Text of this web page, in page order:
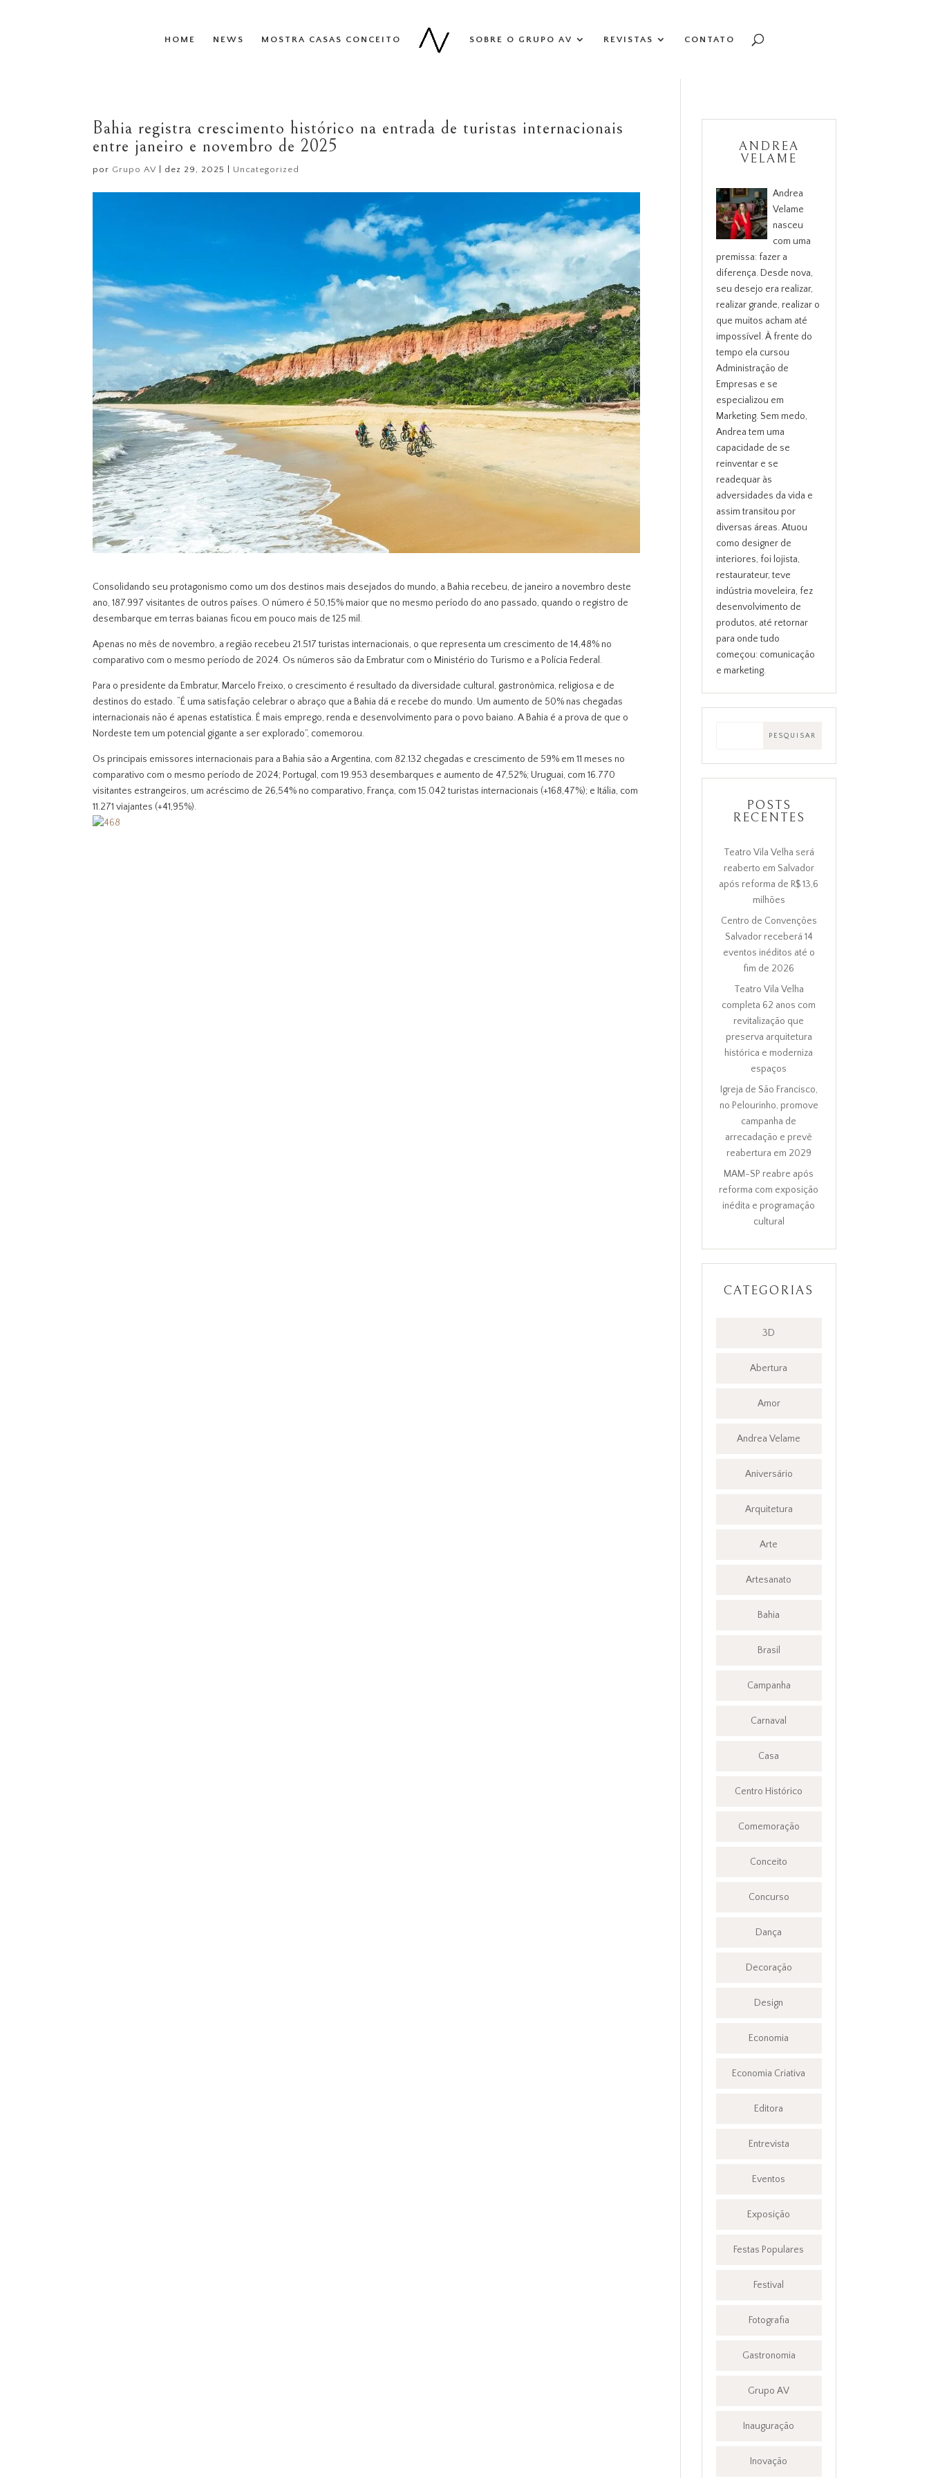
HOME NEWS MOSTRA CASAS CONCEITO SOBRE O GRUPO AV REVISTAS CONTATO
Bahia registra crescimento histórico na entrada de turistas internacionais
entre janeiro e novembro de 2025
por Grupo AV dez 29, 2025 Uncategorized
Consolidando seu protagonismo como um dos destinos mais desejados do mundo, a Bahia recebeu, de janeiro a novembro deste
ano, 187.997 visitantes de outros países. O número é 50,15% maior que no mesmo período do ano passado, quando o registro de
desembarque em terras baianas ficou em pouco mais de 125 mil.
Apenas no mês de novembro, a região recebeu 21.517 turistas internacionais, o que representa um crescimento de 14,48% no
comparativo com o mesmo período de 2024. Os números são da Embratur com o Ministério do Turismo e a Polícia Federal.
Para o presidente da Embratur, Marcelo Freixo, o crescimento é resultado da diversidade cultural, gastronômica, religiosa e de
destinos do estado. “É uma satisfação celebrar o abraço que a Bahia dá e recebe do mundo. Um aumento de 50% nas chegadas
internacionais não é apenas estatística. É mais emprego, renda e desenvolvimento para o povo baiano. A Bahia é a prova de que o
Nordeste tem um potencial gigante a ser explorado”, comemorou.
Os principais emissores internacionais para a Bahia são a Argentina, com 82.132 chegadas e crescimento de 59% em 11 meses no
comparativo com o mesmo período de 2024; Portugal, com 19.953 desembarques e aumento de 47,52%; Uruguai, com 16.770
visitantes estrangeiros, um acréscimo de 26,54% no comparativo, França, com 15.042 turistas internacionais (+168,47%); e Itália, com
11.271 viajantes (+41,95%).
ANDREA
VELAME
Andrea
Velame
nasceu
com uma
premissa: fazer a
diferença. Desde nova,
seu desejo era realizar,
realizar grande, realizar o
que muitos acham até
impossível. À frente do
tempo ela cursou
Administração de
Empresas e se
especializou em
Marketing. Sem medo,
Andrea tem uma
capacidade de se
reinventar e se
readequar às
adversidades da vida e
assim transitou por
diversas áreas. Atuou
como designer de
interiores, foi lojista,
restaurateur, teve
indústria moveleira, fez
desenvolvimento de
produtos, até retornar
para onde tudo
começou: comunicação
e marketing.
POSTS
RECENTES
Teatro Vila Velha será
reaberto em Salvador
após reforma de R$ 13,6
milhões
Centro de Convenções
Salvador receberá 14
eventos inéditos até o
fim de 2026
Teatro Vila Velha
completa 62 anos com
revitalização que
preserva arquitetura
histórica e moderniza
espaços
Igreja de São Francisco,
no Pelourinho, promove
campanha de
arrecadação e prevê
reabertura em 2029
MAM-SP reabre após
reforma com exposição
inédita e programação
cultural
CATEGORIAS
3D
Abertura
Amor
Andrea Velame
Aniversário
Arquitetura
Arte
Artesanato
Bahia
Brasil
Campanha
Carnaval
Casa
Centro Histórico
Comemoração
Conceito
Concurso
Dança
Decoração
Design
Economia
Economia Criativa
Editora
Entrevista
Eventos
Exposição
Festas Populares
Festival
Fotografia
Gastronomia
Grupo AV
Inauguração
Inovação